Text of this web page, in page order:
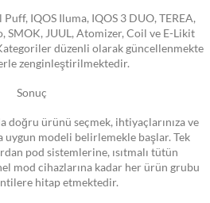
IQOS Iluma, IQOS 3 DUO, TEREA,
SMOK, JUUL, Atomizer, Coil ve E-Likit
düzenli olarak güncellenmekte
zenginleştirilmektedir.
Sonuç
doğru ürünü seçmek, ihtiyaçlarınıza ve
uygun modeli belirlemekle başlar. Tek
pod sistemlerine, ısıtmalı tütün
mod cihazlarına kadar her ürün grubu
hitap etmektedir.